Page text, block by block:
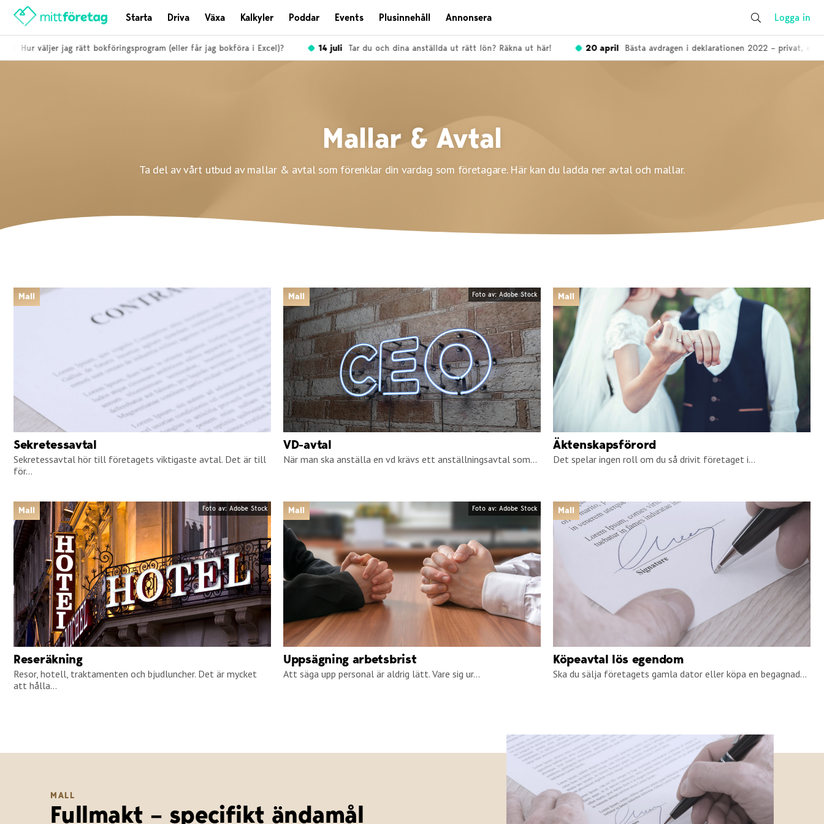
Starta Driva Växa Kalkyler Poddar Events Plusinnehåll Annonsera Logga in
Hur väljer jag rätt bokföringsprogram (eller får jag bokföra i Excel)? 14 juli Tar du och dina anställda ut rätt lön? Räkna ut här! 20 april Bästa avdragen i deklarationen 2022 – privat,
Mallar & Avtal
Ta del av vårt utbud av mallar & avtal som förenklar din vardag som företagare. Här kan du ladda ner avtal och mallar.
Mall
Sekretessavtal
Sekretessavtal hör till företagets viktigaste avtal. Det är till
för...
Mall Foto av: Adobe Stock
VD-avtal
När man ska anställa en vd krävs ett anställningsavtal som...
Mall
Äktenskapsförord
Det spelar ingen roll om du så drivit företaget i...
Mall Foto av: Adobe Stock
Reseräkning
Resor, hotell, traktamenten och bjudluncher. Det är mycket
att hålla...
Mall Foto av: Adobe Stock
Uppsägning arbetsbrist
Att säga upp personal är aldrig lätt. Vare sig ur...
Mall
Köpeavtal lös egendom
Ska du sälja företagets gamla dator eller köpa en begagnad...
MALL
Fullmakt – specifikt ändamål